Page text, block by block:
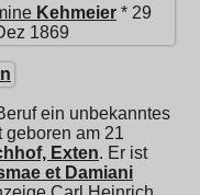
Kehmeier * 29
1869
ein unbekanntes
geboren am 21
Exten. Er ist
et Damiani